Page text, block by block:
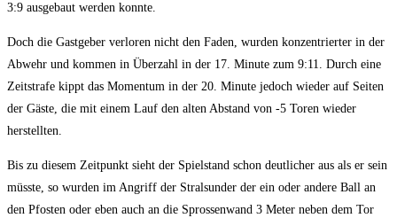
3:9 ausgebaut werden konnte.
Doch die Gastgeber verloren nicht den Faden, wurden konzentrierter in der
Abwehr und kommen in Überzahl in der 17. Minute zum 9:11. Durch eine
Zeitstrafe kippt das Momentum in der 20. Minute jedoch wieder auf Seiten
der Gäste, die mit einem Lauf den alten Abstand von -5 Toren wieder
herstellten.
Bis zu diesem Zeitpunkt sieht der Spielstand schon deutlicher aus als er sein
müsste, so wurden im Angriff der Stralsunder der ein oder andere Ball an
den Pfosten oder eben auch an die Sprossenwand 3 Meter neben dem Tor